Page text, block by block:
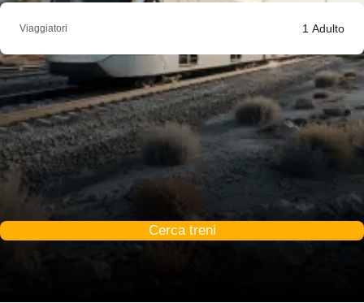
Viaggiatori 1 Adulto
Cerca treni